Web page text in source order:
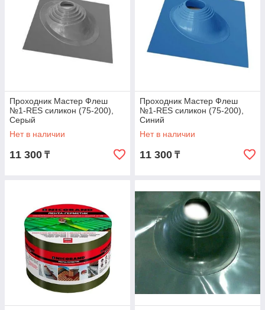
Проходник Мастер Флеш
№1-RES силикон (75-200),
Серый
Нет в наличии
11 300 ₸
Проходник Мастер Флеш
№1-RES силикон (75-200),
Синий
Нет в наличии
11 300 ₸